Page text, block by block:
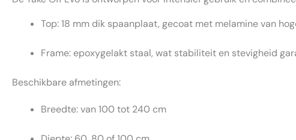
Top: 18 mm dik spaanplaat, gecoat met melamine van
Frame: epoxygelakt staal, wat stabiliteit en stevigheid
Beschikbare afmetingen:
Breedte: van 100 tot 240 cm